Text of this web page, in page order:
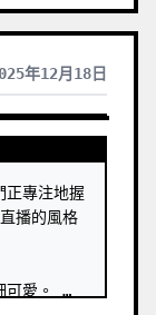
年12月18日
正專注地握
播的風格
可愛。 …